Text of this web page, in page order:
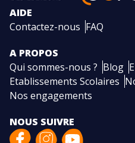
AIDE
Contactez-nous FAQ
A PROPOS
Qui sommes-nous ? Blog
Etablissements Scolaires
Nos engagements
NOUS SUIVRE